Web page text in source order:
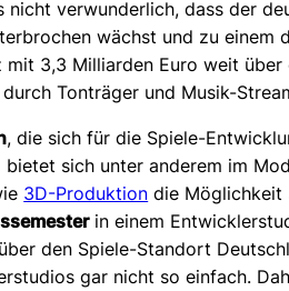
verwunderlich, dass der
wächst und zu einem
3,3 Milliarden Euro weit über
Tonträger und Musik-
, die sich für die Spiele-
sich unter anderem im
3D-Produktion die Möglichkeit
in einem
den Spiele-Standort
gar nicht so einfach.